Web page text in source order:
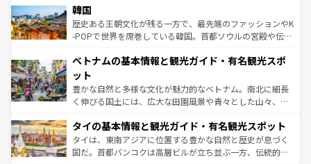
はコンテンツ一覧
いる。アクティビティも充実しており、サーフィンやダイ
ビング、ハイキングなど、アウトドア好きにはたまらな
い。オーストラリアの多彩な魅力を存分に味わいつくそ
参照してほしい。
ン）、静ひつな山岳地帯である台湾東部など、都市の喧騒
と山間の静けさが共存しており、訪れる人に新しい発見と
驚きをもたらしてくれる。また、奥深い台湾の食文化も魅
容にもいいと評判のスイーツなど、バラエティ豊かな料理
照してほしい。
韓国
歴史ある王朝文化が残る一方で、最先端のファッションやK
-POPで世界を席巻している韓国。首都ソウルの宮殿や伝統
き、地方に足を延ばせば四季折々の自然美を楽しむことが
できる。そして、キムチや焼肉、絶品のストリートフード
まで、さまざまな韓国料理が待っている。夜には、韓国な
らではのナイトライフも堪能できる。あたたかいホスピタ
わってみてほしい。 なお、新着の韓国情報はコンテンツ一
覧 を参照してほしい。
ベトナムの基本情報と観光ガイド・有名観光スポ
ット
豊かな自然と多様な文化が魅力的なベトナム。南北に細長
く伸びる国土には、広大な田園風景や青々とした山々、世
急速な発展と共に伝統が息づく。ハノイの古い町並みやホ
ーチミン市のフランス統治時代の建物も、独特の雰囲気を
醸し出している。また、バラエティの豊かさとおいしさで
タイの基本情報と観光ガイド・有名観光スポット
タイは、東南アジアに位置する豊かな自然と歴史が息づく
国だ。首都バンコクは高層ビルが立ち並ぶ一方、伝統的な